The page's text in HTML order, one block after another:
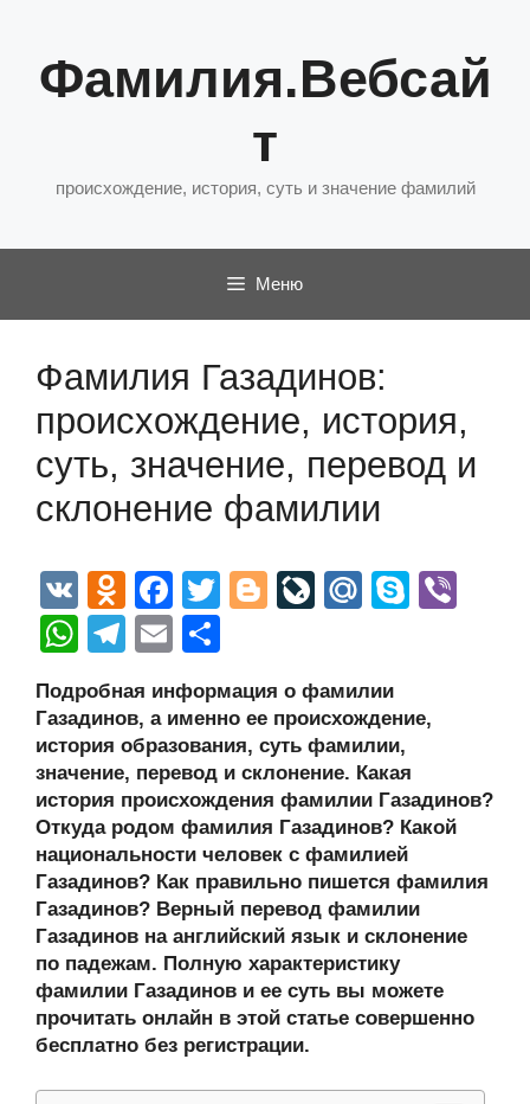
содержимому
Фамилия.Вебсай
т
происхождение, история, суть и значение фамилий
Меню
Фамилия Газадинов:
происхождение, история,
суть, значение, перевод и
склонение фамилии
V
K
O
d
n
o
kl
a
ss
ni
ki
F
a
c
e
b
o
o
k
T
er
Bl
g
er
Li
J
o
ur
n
al
M
u
S
e
W
at
s
A
p
p
T
e
gr
a
m
E
ail р
а
в
и
ть
Подробная информация о фамилии
Газадинов, а именно ее происхождение,
история образования, суть фамилии,
значение, перевод и склонение. Какая
история происхождения фамилии Газадинов?
Откуда родом фамилия Газадинов? Какой
национальности человек с фамилией
Газадинов? Как правильно пишется фамилия
Газадинов? Верный перевод фамилии
Газадинов на английский язык и склонение
по падежам. Полную характеристику
фамилии Газадинов и ее суть вы можете
прочитать онлайн в этой статье совершенно
бесплатно без регистрации.